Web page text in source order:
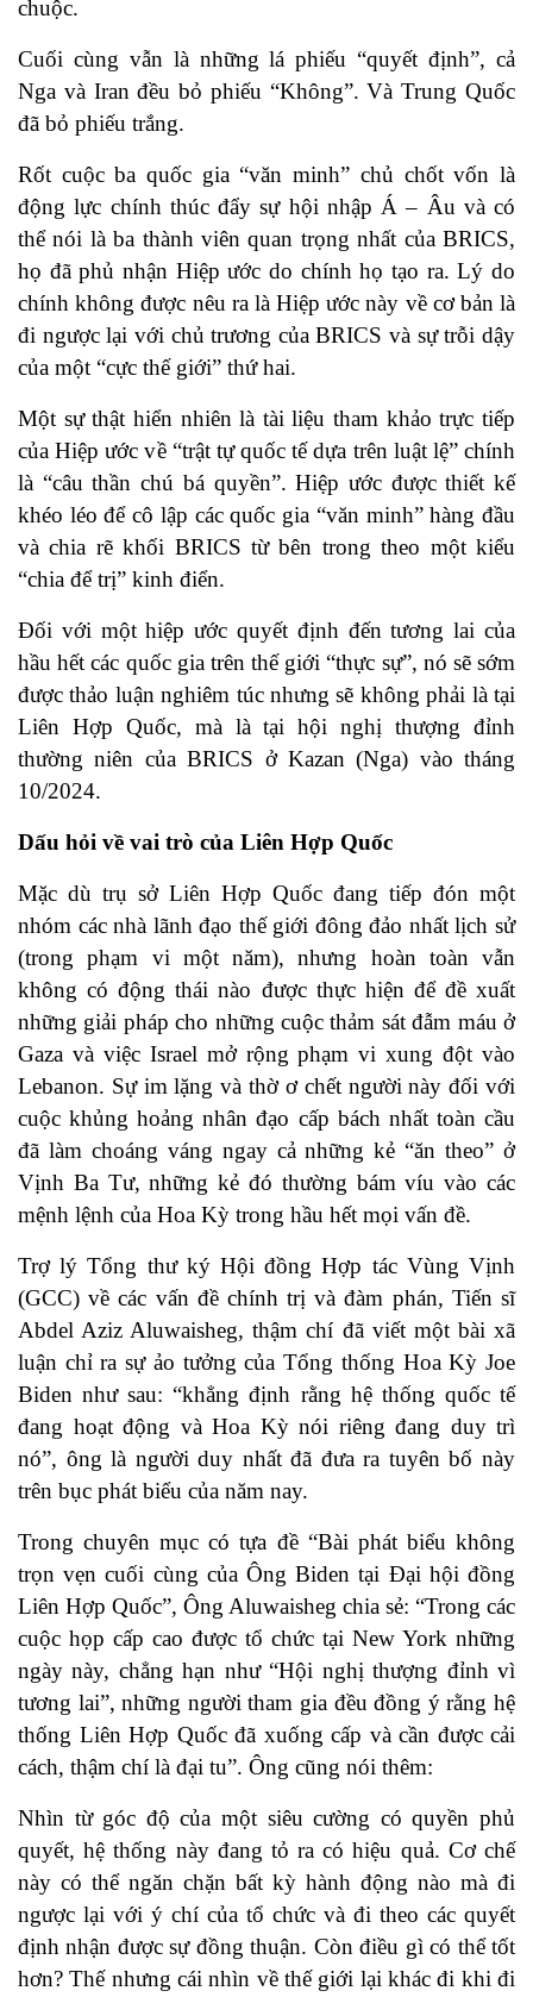
chuộc.
Cuối cùng vẫn là những lá phiếu “quyết định”, cả
Nga và Iran đều bỏ phiếu “Không”. Và Trung Quốc
đã bỏ phiếu trắng.
Rốt cuộc ba quốc gia “văn minh” chủ chốt vốn là
động lực chính thúc đẩy sự hội nhập Á – Âu và có
thể nói là ba thành viên quan trọng nhất của BRICS,
họ đã phủ nhận Hiệp ước do chính họ tạo ra. Lý do
chính không được nêu ra là Hiệp ước này về cơ bản là
đi ngược lại với chủ trương của BRICS và sự trỗi dậy
của một “cực thế giới” thứ hai.
Một sự thật hiển nhiên là tài liệu tham khảo trực tiếp
của Hiệp ước về “trật tự quốc tế dựa trên luật lệ” chính
là “câu thần chú bá quyền”. Hiệp ước được thiết kế
khéo léo để cô lập các quốc gia “văn minh” hàng đầu
và chia rẽ khối BRICS từ bên trong theo một kiểu
“chia để trị” kinh điển.
Đối với một hiệp ước quyết định đến tương lai của
hầu hết các quốc gia trên thế giới “thực sự”, nó sẽ sớm
được thảo luận nghiêm túc nhưng sẽ không phải là tại
Liên Hợp Quốc, mà là tạihội nghị thượng đỉnh
thường niên của BRICS ở Kazan (Nga) vào tháng
10/2024.
Dấu hỏi về vai trò của Liên Hợp Quốc
Mặc dù trụ sở Liên Hợp Quốc đang tiếp đón một
nhóm các nhà lãnh đạo thế giới đông đảo nhất lịch sử
(trong phạm vi một năm), nhưng hoàn toàn vẫn
không có động thái nào được thực hiện để đề xuất
những giải pháp cho những cuộc thảm sát đẫm máu ở
Gaza và việc Israel mở rộng phạm vi xung đột vào
Lebanon. Sự im lặng và thờ ơ chết người này đối với
cuộc khủng hoảng nhân đạo cấp bách nhất toàn cầu
đã làm choáng váng ngay cả những kẻ “ăn theo” ở
Vịnh Ba Tư, những kẻ đó thường bám víu vào các
mệnh lệnh của Hoa Kỳ trong hầu hết mọi vấn đề.
Trợ lý Tổng thư ký Hội đồng Hợp tác Vùng Vịnh
(GCC) về các vấn đề chính trị và đàm phán, Tiến sĩ
Abdel Aziz Aluwaisheg, thậm chí đã viết một bài xã
luận chỉ ra sự ảo tưởng của Tổng thống Hoa Kỳ Joe
Biden như sau: “khẳng định rằng hệ thống quốc tế
đang hoạt động và Hoa Kỳ nói riêng đang duy trì
nó”, ông là người duy nhất đã đưa ra tuyên bố này
trên bục phát biểu của năm nay.
Trong chuyên mục có tựa đề “Bài phát biểu không
trọn vẹn cuối cùng của Ông Biden tại Đại hội đồng
Liên Hợp Quốc”, Ông Aluwaisheg chia sẻ: “Trong các
cuộc họp cấp cao được tổ chức tại New York những
ngày này, chẳng hạn như “Hội nghị thượng đỉnh vì
tương lai”, những người tham gia đều đồng ý rằng hệ
thống Liên Hợp Quốc đã xuống cấp và cần được cải
cách, thậm chí là đại tu”. Ông cũng nói thêm:
Nhìn từ góc độ của một siêu cường có quyền phủ
quyết, hệ thống này đang tỏ ra có hiệu quả. Cơ chế
này có thể ngăn chặn bất kỳ hành động nào mà đi
ngược lại với ý chí của tổ chức và đi theo các quyết
định nhận được sự đồng thuận. Còn điều gì có thể tốt
hơn? Thế nhưng cái nhìn về thế giới lại khác đi khi đi